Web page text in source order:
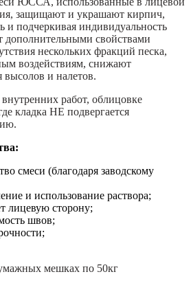
защищают и украшают кирпич,
и подчеркивая индивидуальность
свойствами
нескольких фракций песка,
воздействиям, снижают
высолов и налетов.
работ, облицовке
кладка НЕ подвергается
смеси (благодаря заводскому
и использование раствора;
лицевую сторону;
швов;
мешках по 50кг